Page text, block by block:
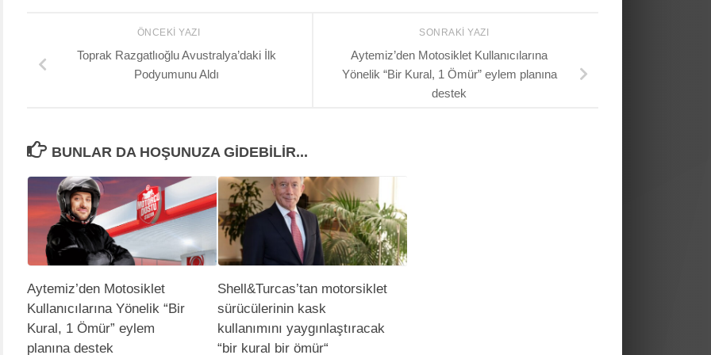
SONRAKI YAZI
Aytemiz’den Motosiklet Kullanıcılarına
Yönelik “Bir Kural, 1 Ömür” eylem planına
destek
ÖNCEKI YAZI
Toprak Razgatlıoğlu Avustralya’daki İlk
Podyumunu Aldı
BUNLAR DA HOŞUNUZA GIDEBILIR...
Aytemiz’den Motosiklet
Kullanıcılarına Yönelik “Bir
Kural, 1 Ömür” eylem
planına destek
Shell&Turcas’tan motorsiklet
sürücülerinin kask
kullanımını yaygınlaştıracak
“bir kural bir ömür“